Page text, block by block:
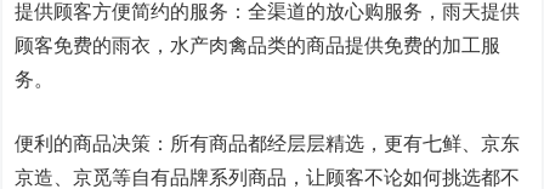
提供顾客方便简约的服务：全渠道的放心购服务，雨天提供
顾客免费的雨衣，水产肉禽品类的商品提供免费的加工服
务。
便利的商品决策：所有商品都经层层精选，更有七鲜、京东
京造、京觅等自有品牌系列商品，让顾客不论如何挑选都不